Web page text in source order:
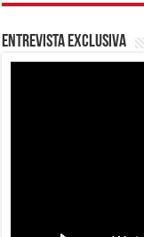
Entrevista Exclusiva